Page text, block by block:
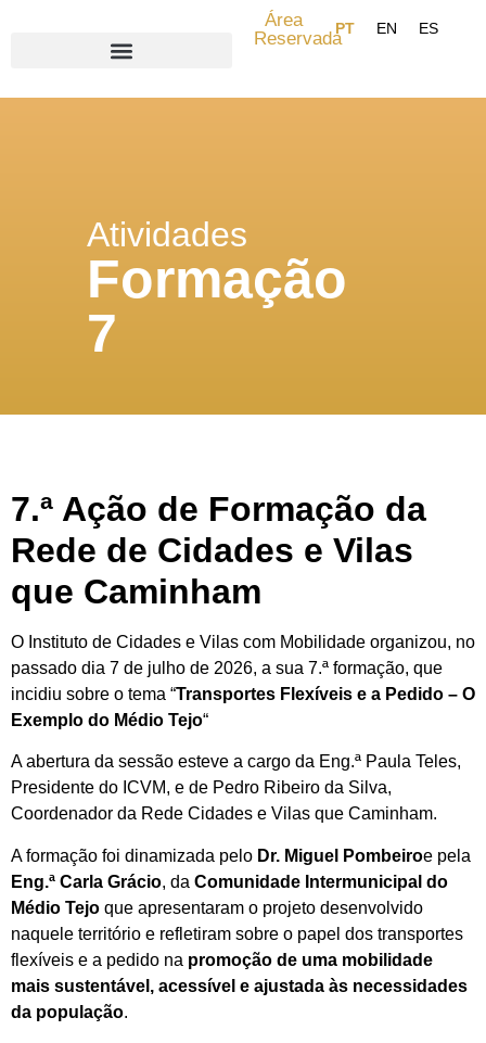
Área
Reservada
Atividades
Formação
7
7.ª Ação de Formação da
Rede de Cidades e Vilas
que Caminham
O Instituto de Cidades e Vilas com Mobilidade organizou, no
passado dia 7 de julho de 2026, a sua 7.ª formação, que
incidiu sobre o tema “Transportes Flexíveis e a Pedido – O
Exemplo do Médio Tejo“
A abertura da sessão esteve a cargo da Eng.ª Paula Teles,
Presidente do ICVM, e de Pedro Ribeiro da Silva,
Coordenador da Rede Cidades e Vilas que Caminham.
A formação foi dinamizada pelo Dr. Miguel Pombeiroe pela
Eng.ª Carla Grácio, da Comunidade Intermunicipal do
Médio Tejo que apresentaram o projeto desenvolvido
naquele território e refletiram sobre o papel dos transportes
flexíveis e a pedido na promoção de uma mobilidade
mais sustentável, acessível e ajustada às necessidades
da população.